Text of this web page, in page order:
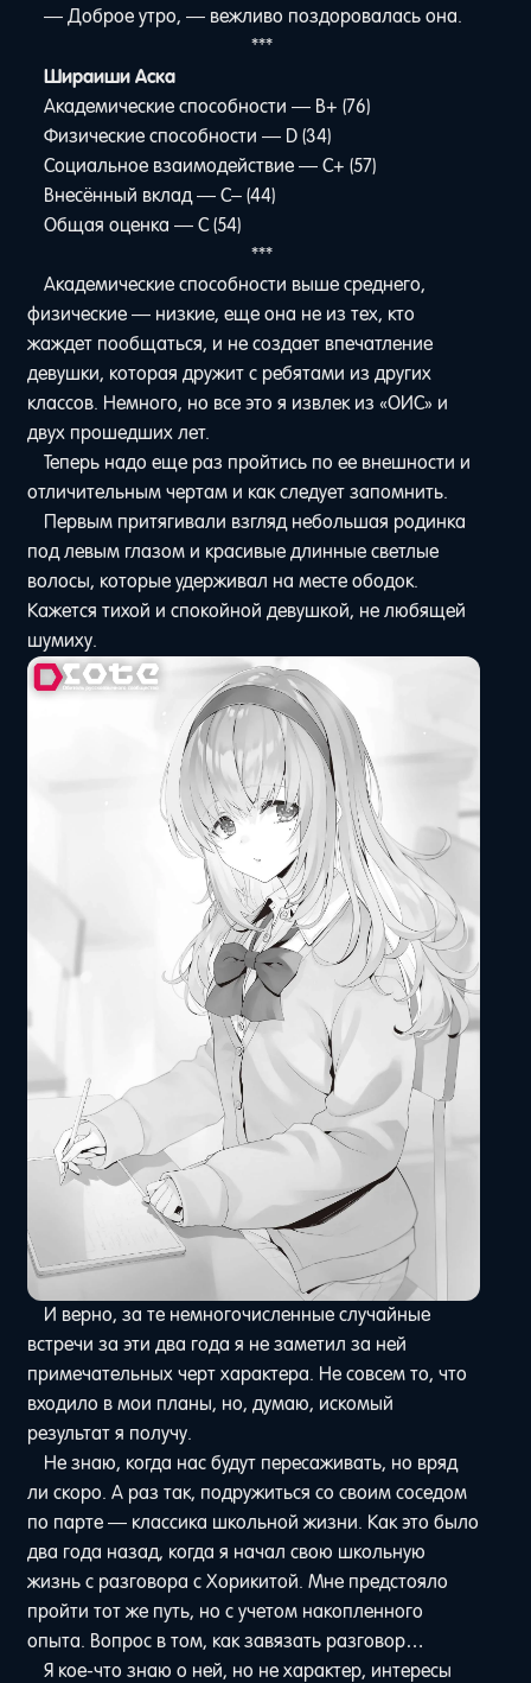
— Доброе утро, — вежливо поздоровалась она.
***
Шираиши Аска
Академические способности — B+ (76)
Физические способности — D (34)
Социальное взаимодействие — C+ (57)
Внесённый вклад — C– (44)
Общая оценка — C (54)
***
Академические способности выше среднего,
физические — низкие, еще она не из тех, кто
жаждет пообщаться, и не создает впечатление
девушки, которая дружит с ребятами из других
классов. Немного, но все это я извлек из «ОИС» и
двух прошедших лет.
Теперь надо еще раз пройтись по ее внешности и
отличительным чертам и как следует запомнить.
Первым притягивали взгляд небольшая родинка
под левым глазом и красивые длинные светлые
волосы, которые удерживал на месте ободок.
Кажется тихой и спокойной девушкой, не любящей
шумиху.
И верно, за те немногочисленные случайные
встречи за эти два года я не заметил за ней
примечательных черт характера. Не совсем то, что
входило в мои планы, но, думаю, искомый
результат я получу.
Не знаю, когда нас будут пересаживать, но вряд
ли скоро. А раз так, подружиться со своим соседом
по парте — классика школьной жизни. Как это было
два года назад, когда я начал свою школьную
жизнь с разговора с Хорикитой. Мне предстояло
пройти тот же путь, но с учетом накопленного
опыта. Вопрос в том, как завязать разговор…
Я кое-что знаю о ней, но не характер, интересы